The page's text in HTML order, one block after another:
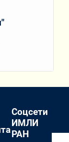
Соцсети
ИМЛИ
РАН